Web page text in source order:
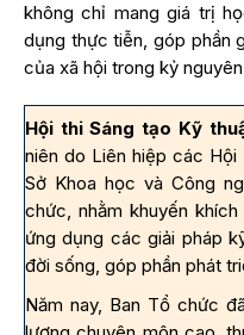
không chỉ mang giá trị
dụng thực tiễn, góp phần
của xã hội trong kỷ
Hội thi Sáng tạo Kỹ
niêndo Liên hiệp các Hội
Sở Khoa học và Công
chức, nhằm khuyến
ứng dụng các giải pháp
đời sống, góp phần phát
Năm nay, Ban Tổ chức